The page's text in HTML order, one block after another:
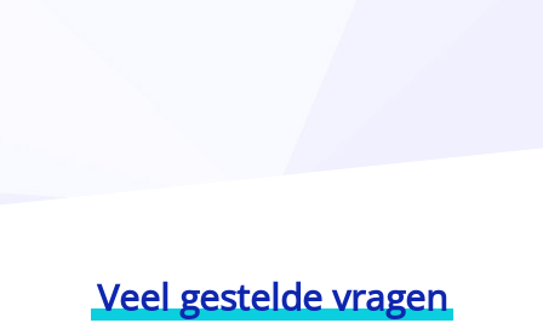
Veel gestelde vragen